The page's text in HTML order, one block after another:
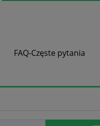
FAQ-Częste pytania